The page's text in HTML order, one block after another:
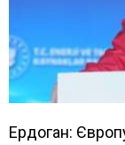
Ердоган: